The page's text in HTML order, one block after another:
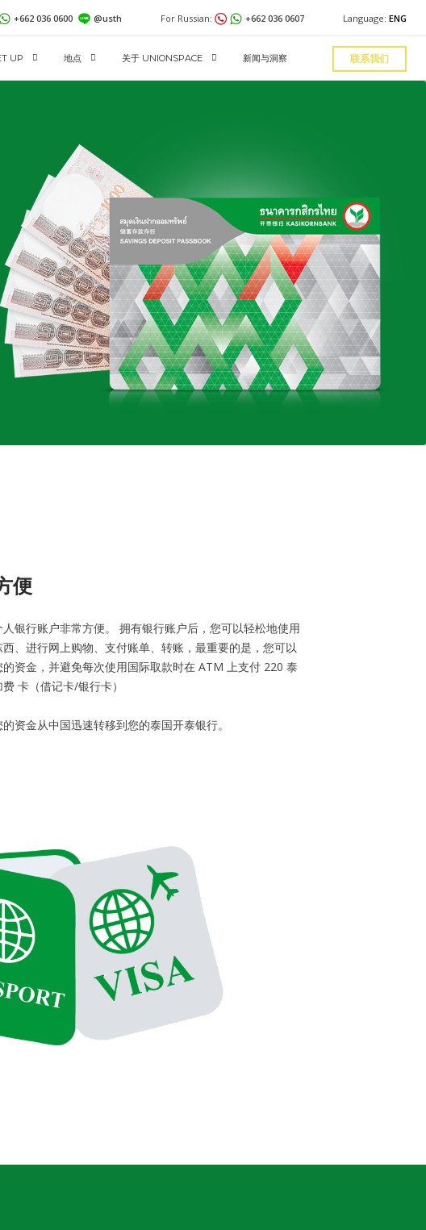
Language: ENG
For Russian: +662 036 0607
+662 036 0600 @usth
UP 地点 关于 UNIONSPACE 新闻与洞察 联系我们
便
银行账户非常方便。 拥有银行账户后，您可以轻松地使用
西、进行网上购物、支付账单、转账，最重要的是，您可以
资金，并避免每次使用国际取款时在 ATM 上支付 220 泰
卡（借记卡/银行卡）
资金从中国迅速转移到您的泰国开泰银行。